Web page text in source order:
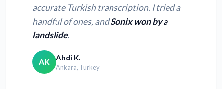
accurate Turkish transcription. I tried a
handful of ones, andSonix won by a
landslide.
AK Ahdi K.
Ankara, Turkey